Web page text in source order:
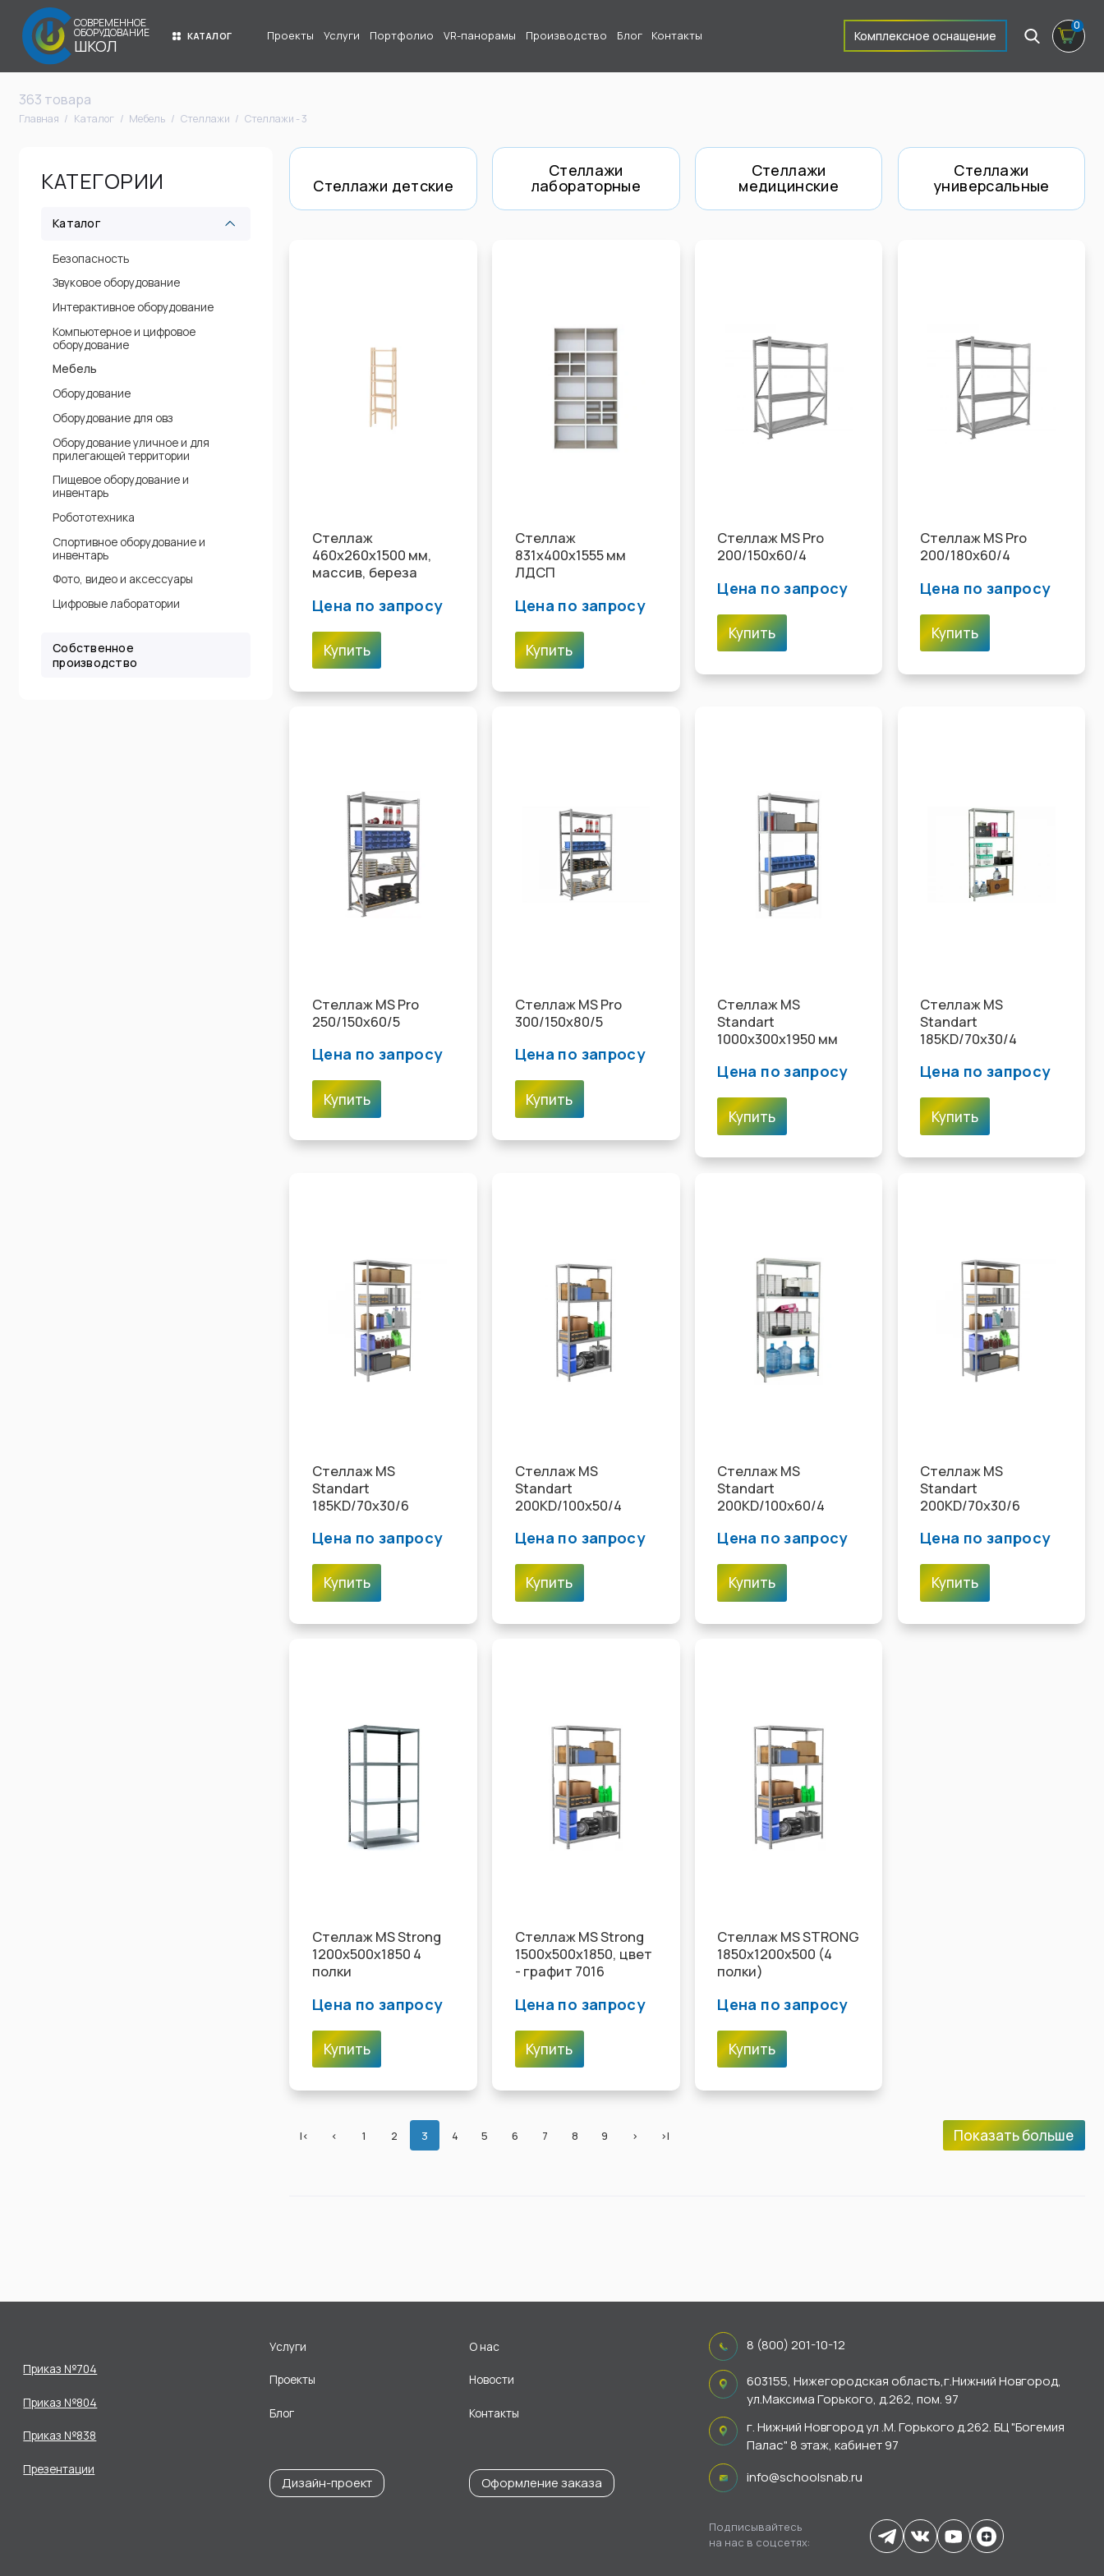
СОВРЕМЕННОЕ
ОБОРУДОВАНИЕ
ШКОЛ КАТАЛОГ Проекты Услуги Портфолио VR-панорамы Производство Блог Контакты Комплексное оснащение
0
363 товара
Главная Каталог Мебель Стеллажи Стеллажи - 3
КАТЕГОРИИ
Каталог
Безопасность
Звуковое оборудование
Интерактивное оборудование
Компьютерное и цифровое
оборудование
Мебель
Оборудование
Оборудование для овз
Оборудование уличное и для
прилегающей территории
Пищевое оборудование и
инвентарь
Робототехника
Спортивное оборудование и
инвентарь
Фото, видео и аксессуары
Цифровые лаборатории
Собственное
производство
Стеллажи детские
Стеллажи
лабораторные
Стеллажи
медицинские
Стеллажи
универсальные
Стеллаж
460х260х1500 мм,
массив, береза
Цена по запросу
Купить
Стеллаж
831х400х1555 мм
ЛДСП
Цена по запросу
Купить
Стеллаж MS Pro
200/150x60/4
Цена по запросу
Купить
Стеллаж MS Pro
200/180x60/4
Цена по запросу
Купить
Стеллаж MS Pro
250/150x60/5
Цена по запросу
Купить
Стеллаж MS Pro
300/150x80/5
Цена по запросу
Купить
Стеллаж MS
Standart
1000x300х1950 мм
Цена по запросу
Купить
Стеллаж MS
Standart
185KD/70x30/4
Цена по запросу
Купить
Стеллаж MS
Standart
185KD/70x30/6
Цена по запросу
Купить
Стеллаж MS
Standart
200KD/100x50/4
Цена по запросу
Купить
Стеллаж MS
Standart
200KD/100x60/4
Цена по запросу
Купить
Стеллаж MS
Standart
200KD/70x30/6
Цена по запросу
Купить
Стеллаж MS Strong
1200х500х1850 4
полки
Цена по запросу
Купить
Стеллаж MS Strong
1500х500х1850, цвет
- графит 7016
Цена по запросу
Купить
Стеллаж MS STRONG
1850х1200х500 (4
полки)
Цена по запросу
Купить
|< < 1 2 3 4 5 6 7 8 9 > >| Показать больше
Приказ №704
Приказ №804
Приказ №838
Презентации
Услуги
Проекты
Блог
Дизайн-проект
О нас
Новости
Контакты
Оформление заказа
8 (800) 201-10-12
603155, Нижегородская область,г.Нижний Новгород,
ул.Максима Горького, д.262, пом. 97
г. Нижний Новгород ул .М. Горького д.262. БЦ "Богемия
Палас" 8 этаж, кабинет 97
info@schoolsnab.ru
Подписывайтесь
на нас в соцсетях: